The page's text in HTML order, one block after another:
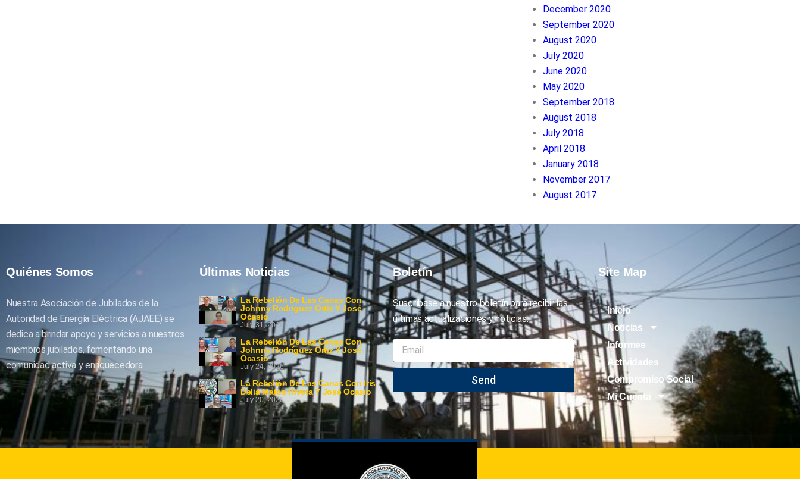
December 2020
September 2020
August 2020
July 2020
June 2020
May 2020
September 2018
August 2018
July 2018
April 2018
January 2018
November 2017
August 2017
Quiénes Somos
Nuestra Asociación de Jubilados de la
Autoridad de Energía Eléctrica (AJAEE) se
dedica a brindar apoyo y servicios a nuestros
miembros jubilados, fomentando una
comunidad activa y enriquecedora.
Últimas Noticias
La Rebelión De Las Canas Con
Johnny Rodríguez Ortiz Y José
Ocasio
July 31, 2026
La Rebelión De Las Canas Con
Johnny Rodríguez Ortiz Y José
Ocasio
July 24, 2026
La Rebelión De Las Canas Con Iris
Delia Matos Rivera Y José Ocasio
July 20, 2026
Boletín
Suscríbase a nuestro boletín para recibir las
últimas actualizaciones y noticias.
Send
Site Map
Inicio
Noticias
Informes
Actividades
Compromiso Social
Mi Cuenta